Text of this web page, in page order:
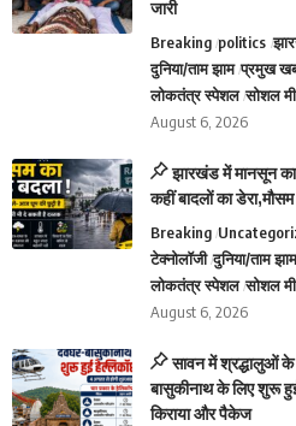
जारी
Breaking politics
दुनिया/ताम झाम प्रमुख
लोकतंत्र स्पेशल सोशल
August 6, 2026
झारखंड में मानसून का
कहीं बादलों का
Breaking
टेक्नोलॉजी दुनिया/ताम
लोकतंत्र स्पेशल सोशल
August 6, 2026
सावन में श्रद्धालुओं के
बासुकीनाथ के लिए शुरू
किराया और पैकेज